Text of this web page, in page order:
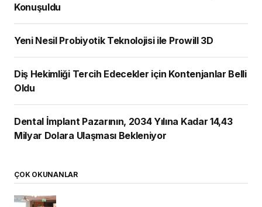
Konuşuldu
Yeni Nesil Probiyotik Teknolojisi ile Prowill 3D
Diş Hekimliği Tercih Edecekler için Kontenjanlar Belli
Oldu
Dental İmplant Pazarının, 2034 Yılına Kadar 14,43
Milyar Dolara Ulaşması Bekleniyor
ÇOK OKUNANLAR